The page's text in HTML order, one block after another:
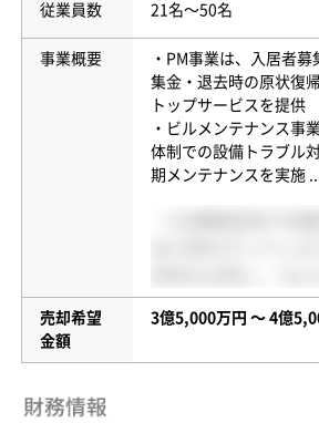
従業員数 21名〜50名
事業概要
・PM事業は、入居者募
集金・退去時の原状復
トップサービスを提供
・ビルメンテナンス事
体制での設備トラブル
期メンテナンスを実施
売却希望
金額
3億5,000万円 〜 4億